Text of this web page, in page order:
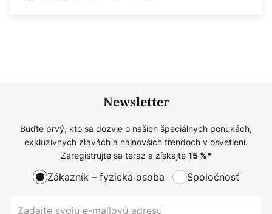
Newsletter
Buďte prvý, kto sa dozvie o našich špeciálnych ponukách,
exkluzívnych zľavách a najnovších trendoch v osvetlení.
Zaregistrujte sa teraz a získajte 15%*
Zákazník – fyzická osoba Spoločnosť